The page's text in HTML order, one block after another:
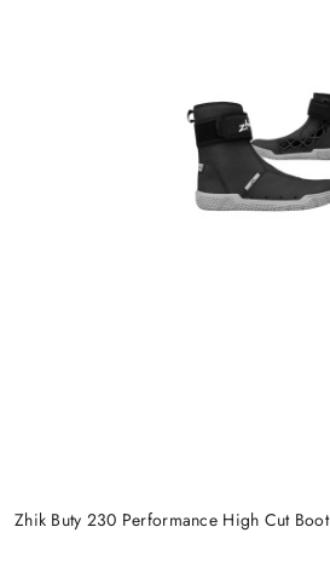
Zhik Buty 230 Performance High Cut Boot